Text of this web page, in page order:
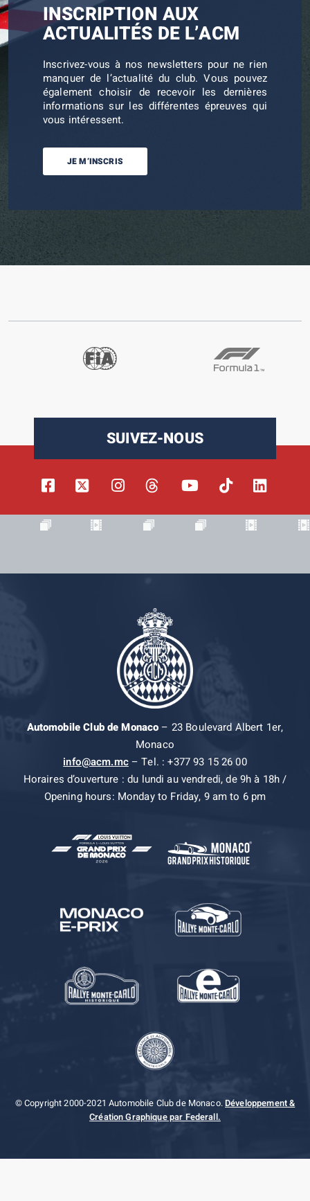
INSCRIPTION AUX
ACTUALITÉS DE L’ACM
Inscrivez-vous à nos newsletters pour ne rien
manquer de l’actualité du club. Vous pouvez
également choisir de recevoir les dernières
informations sur les différentes épreuves qui
vous intéressent.
JE M’INSCRIS
SUIVEZ-NOUS
Automobile Club de Monaco– 23 Boulevard Albert 1er,
Monaco
info@acm.mc– Tel. : +377 93 15 26 00
Horaires d’ouverture : du lundi au vendredi, de 9h à 18h /
Opening hours: Monday to Friday, 9 am to 6 pm
© Copyright 2000-2021 Automobile Club de Monaco.Développement &
Création Graphique par Federall.